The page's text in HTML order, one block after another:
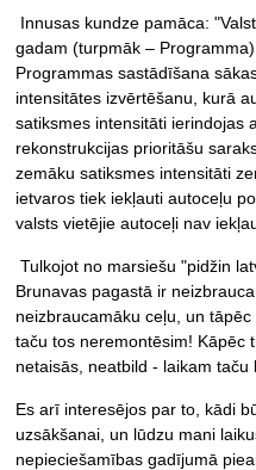
Innusas kundze pamāca:
gadam (turpmāk –
Programmas sastādīšana
intensitātes izvērtēšanu, kurā
satiksmes intensitāti ierindojas
rekonstrukcijas prioritāšu
zemāku satiksmes intensitāti
ietvaros tiek iekļauti autoceļu
valsts vietējie autoceļi nav
Tulkojot no marsiešu "pidžin
Brunavas pagastā ir
neizbraucamāku ceļu, un
taču tos neremontēsim! Kāpēc
netaisās, neatbild - laikam taču
Es arī interesējos par to, kādi
uzsākšanai, un lūdzu mani
nepieciešamības gadījumā